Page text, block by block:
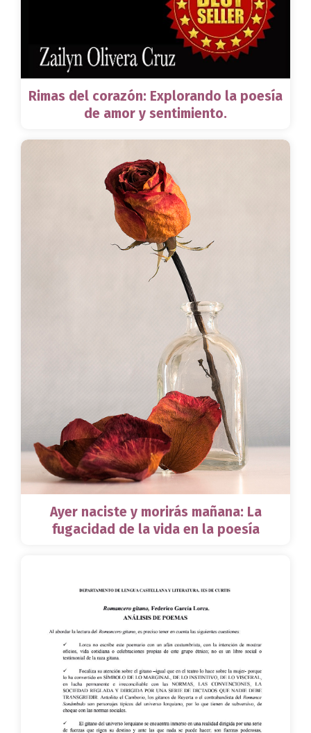
Rimas del corazón: Explorando la poesía
de amor y sentimiento.
Ayer naciste y morirás mañana: La
fugacidad de la vida en la poesía